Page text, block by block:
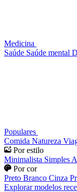
Medicina
Saúde Saúde mental
Populares
Comida Natureza
Por estilo
Minimalista Simples
Por cor
Preto Branco Cinza
Explorar modelos